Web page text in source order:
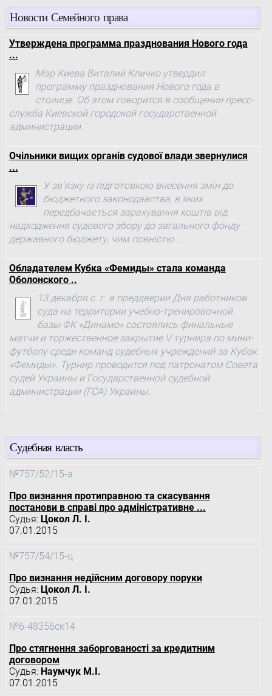
Новости Семейного права
Утверждена программа празднования Нового года
...
Мэр Киева Виталий Кличко утвердил
программу празднования Нового года в
столице. Об этом говорится в сообщении пресс-
служба Киевской городской государственной
администрации.
Очільники вищих органів судової влади звернулися
...
У зв’язку із підготовкою внесення змін до
бюджетного законодавства, в яких
передбачається зарахування коштів від
надходження судового збору до загального фонду
державного бюджету, чим повністю ...
Обладателем Кубка «Фемиды» стала команда
Оболонского ..
13 декабря с. г. в преддверии Дня работников
суда на территории учебно-тренировочной
базы ФК «Динамо» состоялись финальные
матчи и торжественное закрытие V турнира по мини-
футболу среди команд судебных учреждений за Кубок
«Фемиды». Турнир проводится под патронатом Совета
судей Украины и Государственной судебной
администрации (ГСА) Украины.
Судебная власть
№757/52/15-а
Про визнання протиправною та скасування
постанови в справі про адміністративне ...
Судья: Цокол Л. І.
07.01.2015
№757/54/15-ц
Про визнання недійсним договору поруки
Судья: Цокол Л. І.
07.01.2015
№6-48356ск14
Про стягнення заборгованості за кредитним
договором
Судья: Наумчук М.І.
07.01.2015